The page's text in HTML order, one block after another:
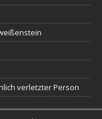
verletzter Person